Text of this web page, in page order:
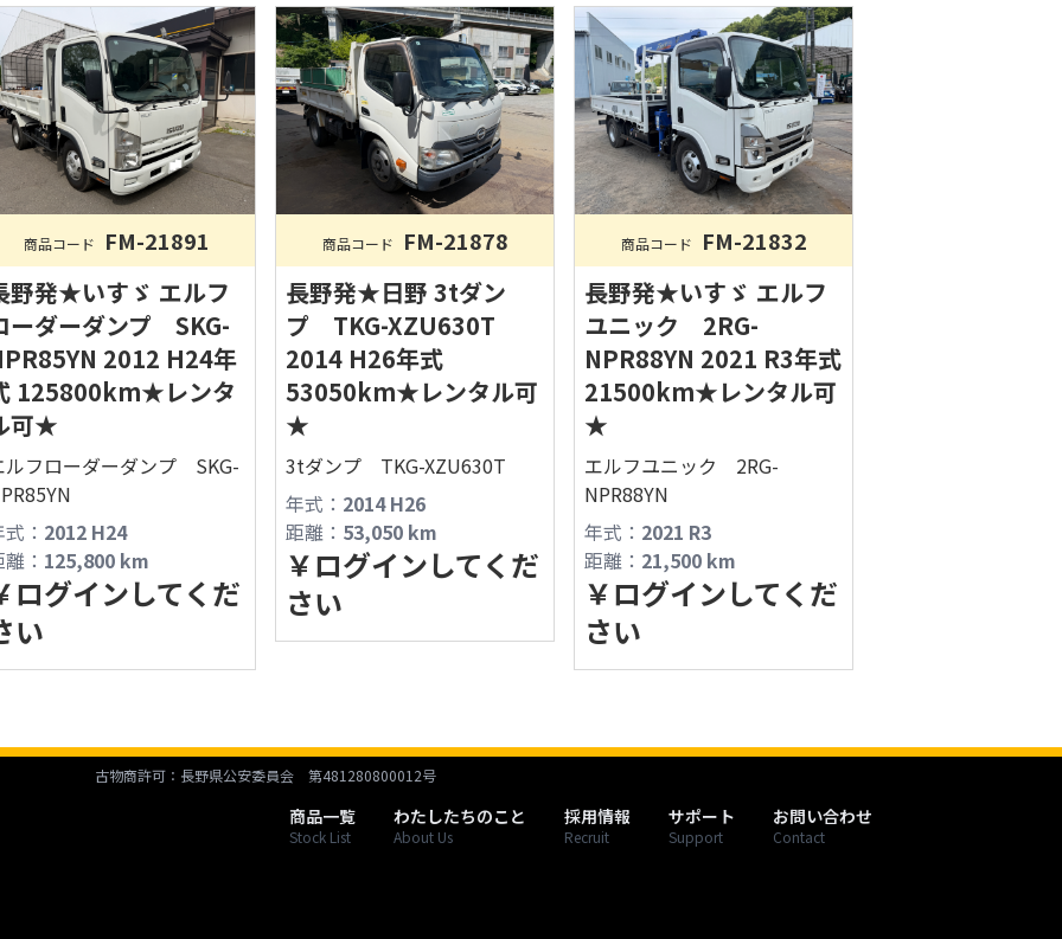
商品コード FM-21891
野発★いすゞ エルフ
ーダーダンプ SKG-
2012 H24年
125800km★レンタ
可★
ルフローダーダンプ SKG-
： 2012 H24
： 125,800 km
ログインしてくだ
い
商品コード FM-21878
長野発★日野 3tダン
プ TKG-XZU630T
2014 H26年式
53050km★レンタル可
★
3tダンプ TKG-XZU630T
年式： 2014 H26
距離： 53,050 km
￥ログインしてくだ
さい
商品コード FM-21832
長野発★いすゞ エルフ
ユニック 2RG-
NPR88YN 2021 R3年式
21500km★レンタル可
★
エルフユニック 2RG-
NPR88YN
年式： 2021 R3
距離： 21,500 km
￥ログインしてくだ
さい
用ください。
最新の商品情報は「商品一覧」からもご確認く
ださい。
古物商許可：長野県公安委員会 第481280800012号
商品一覧
Stock List
わたしたちのこと
About Us
採用情報
Recruit
サポート
Support
お問い合わせ
Contact